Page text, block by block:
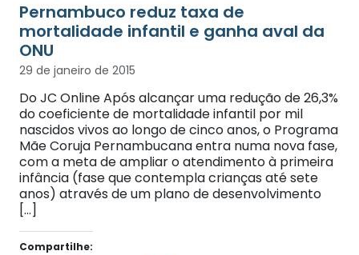
Pernambuco reduz taxa de
mortalidade infantil e ganha aval da
ONU
29 de janeiro de 2015
Do JC Online Após alcançar uma redução de 26,3%
do coeficiente de mortalidade infantil por mil
nascidos vivos ao longo de cinco anos, o Programa
Mãe Coruja Pernambucana entra numa nova fase,
com a meta de ampliar o atendimento à primeira
infância (fase que contempla crianças até sete
anos) através de um plano de desenvolvimento
[…]
Compartilhe: